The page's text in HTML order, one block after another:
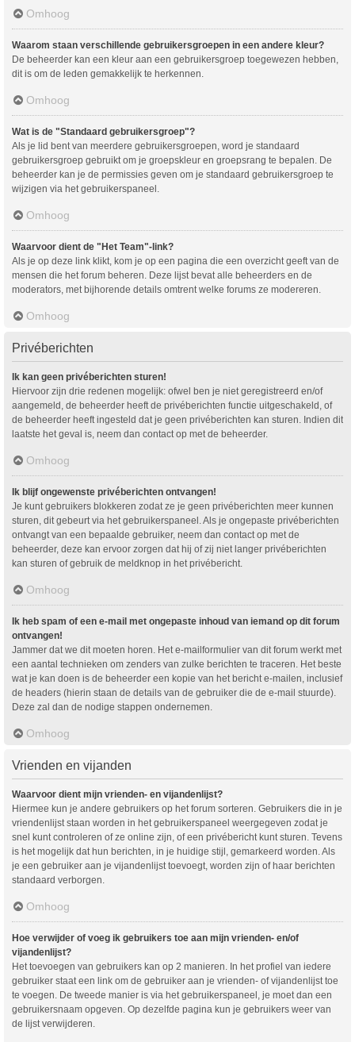
Omhoog
Waarom staan verschillende gebruikersgroepen in een andere kleur?
De beheerder kan een kleur aan een gebruikersgroep toegewezen hebben,
dit is om de leden gemakkelijk te herkennen.
Omhoog
Wat is de "Standaard gebruikersgroep"?
Als je lid bent van meerdere gebruikersgroepen, word je standaard
gebruikersgroep gebruikt om je groepskleur en groepsrang te bepalen. De
beheerder kan je de permissies geven om je standaard gebruikersgroep te
wijzigen via het gebruikerspaneel.
Omhoog
Waarvoor dient de "Het Team"-link?
Als je op deze link klikt, kom je op een pagina die een overzicht geeft van de
mensen die het forum beheren. Deze lijst bevat alle beheerders en de
moderators, met bijhorende details omtrent welke forums ze modereren.
Omhoog
Privéberichten
Ik kan geen privéberichten sturen!
Hiervoor zijn drie redenen mogelijk: ofwel ben je niet geregistreerd en/of
aangemeld, de beheerder heeft de privéberichten functie uitgeschakeld, of
de beheerder heeft ingesteld dat je geen privéberichten kan sturen. Indien dit
laatste het geval is, neem dan contact op met de beheerder.
Omhoog
Ik blijf ongewenste privéberichten ontvangen!
Je kunt gebruikers blokkeren zodat ze je geen privéberichten meer kunnen
sturen, dit gebeurt via het gebruikerspaneel. Als je ongepaste privéberichten
ontvangt van een bepaalde gebruiker, neem dan contact op met de
beheerder, deze kan ervoor zorgen dat hij of zij niet langer privéberichten
kan sturen of gebruik de meldknop in het privébericht.
Omhoog
Ik heb spam of een e-mail met ongepaste inhoud van iemand op dit forum
ontvangen!
Jammer dat we dit moeten horen. Het e-mailformulier van dit forum werkt met
een aantal technieken om zenders van zulke berichten te traceren. Het beste
wat je kan doen is de beheerder een kopie van het bericht e-mailen, inclusief
de headers (hierin staan de details van de gebruiker die de e-mail stuurde).
Deze zal dan de nodige stappen ondernemen.
Omhoog
Vrienden en vijanden
Waarvoor dient mijn vrienden- en vijandenlijst?
Hiermee kun je andere gebruikers op het forum sorteren. Gebruikers die in je
vriendenlijst staan worden in het gebruikerspaneel weergegeven zodat je
snel kunt controleren of ze online zijn, of een privébericht kunt sturen. Tevens
is het mogelijk dat hun berichten, in je huidige stijl, gemarkeerd worden. Als
je een gebruiker aan je vijandenlijst toevoegt, worden zijn of haar berichten
standaard verborgen.
Omhoog
Hoe verwijder of voeg ik gebruikers toe aan mijn vrienden- en/of
vijandenlijst?
Het toevoegen van gebruikers kan op 2 manieren. In het profiel van iedere
gebruiker staat een link om de gebruiker aan je vrienden- of vijandenlijst toe
te voegen. De tweede manier is via het gebruikerspaneel, je moet dan een
gebruikersnaam opgeven. Op dezelfde pagina kun je gebruikers weer van
de lijst verwijderen.